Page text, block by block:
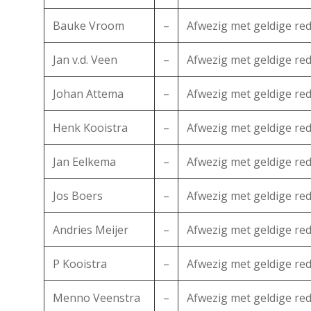
Bauke Vroom – Afwezig met geldige
Jan v.d. Veen – Afwezig met geldige
Johan Attema – Afwezig met geldige
Henk Kooistra – Afwezig met geldige
Jan Eelkema – Afwezig met geldige
Jos Boers – Afwezig met geldige
Andries Meijer – Afwezig met geldige
P Kooistra – Afwezig met geldige
Menno Veenstra – Afwezig met geldige